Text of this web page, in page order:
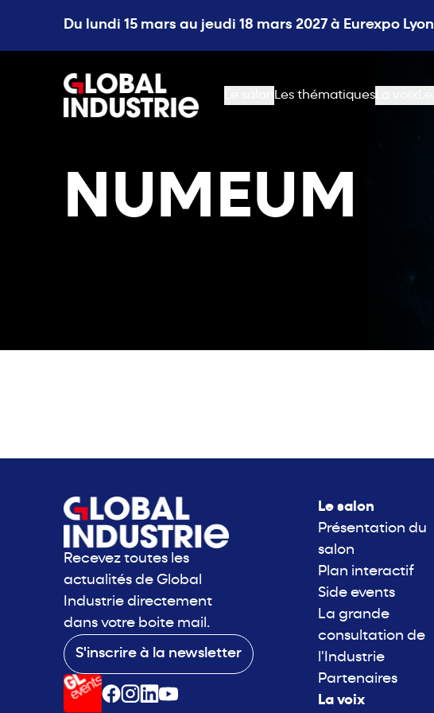
Du lundi 15 mars au jeudi 18 mars 2027 à Eurexpo Lyon
page.home
Les thématiques
NUMEUM
Recevez toutes les
actualités de Global
Industrie directement
dans votre boite mail.
S'inscrire à la newsletter
Le salon
Présentation du
salon
Plan interactif
Side events
La grande
consultation de
l'Industrie
Partenaires
La voix